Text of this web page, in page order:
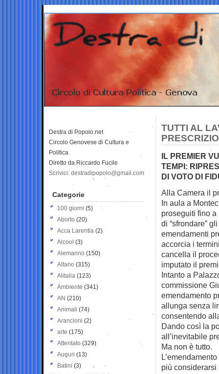
TUTTI AL
IL PREMIER
TEMPI:
DI VOTO DI
Alla Camera il
In aula a
proseguiti fino
di “sfrondare”
emendamenti
accorcia i
cancella il
imputato il
Intanto a
commissione
emendamento
allunga senza
consentendo
Dando così la
all’inevitabile
Ma non è tutto.
più
Destra di Popolo.net
Circolo Genovese di Cultura e
Politica
Diretto da Riccardo Fucile
Scrivici: destradipopolo@gmail.com
Categorie
100 giorni (5)
Aborto (20)
Acca Larentia (2)
Alcool (3)
Alemanno (150)
Alfano (315)
Alitalia (123)
Ambiente (341)
AN (210)
Animali (74)
Arancioni (2)
arte (175)
Attentato (329)
Auguri (13)
Batini (3)